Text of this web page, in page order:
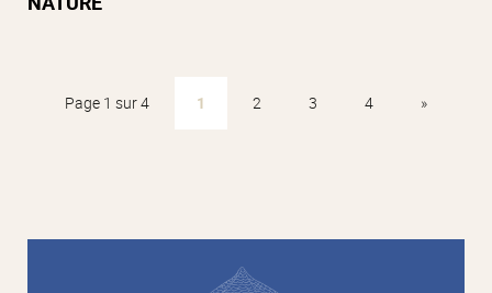
Page 1 sur 4 1 2 3 4 »